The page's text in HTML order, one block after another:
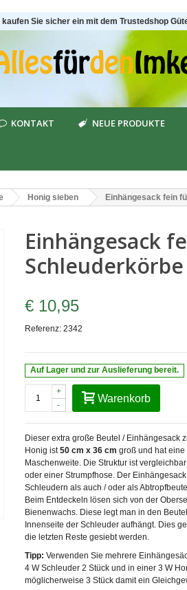
Sie sicher ein mit dem Trustedshop
KONTAKT NEUE PRODUKTE
Honig sieben Einhängesack fein
Einhängesack
Schleuderkörbe
€ 10,95
Referenz: 2342
Auf Lager und zur Auslieferung bereit.
-
+
Warenkorb
Dieser extra große Beutel / Einhängesack
Honig ist50 cm x 36 cm groß und hat eine
Maschenweite. Die Struktur ist
oder einer Strumpfhose. Der
Schleudern als auch / oder als
Beim Entdeckeln lösen sich von der
Bienenwachs. Diese legt man in den
Innenseite der Schleuder aufhängt. Dies
die letzten Reste gesiebt werden.
Tipp: Verwenden Sie mehrere
4 W Schleuder 2 Stück und in einer 3 W
möglicherweise 3 Stück damit ein